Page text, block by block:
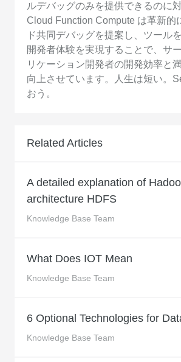
ルデバッグのみを提供できるのに
Cloud Function Compute は革新的
ド共同デバッグを提案し、ツール
開発者体験を実現することで、サ
リケーション開発者の開発効率と
向上させています。人生は短い。
おう。
Related Articles
A detailed explanation of
architecture HDFS
Knowledge Base Team
What Does IOT Mean
Knowledge Base Team
6 Optional Technologies for
Knowledge Base Team